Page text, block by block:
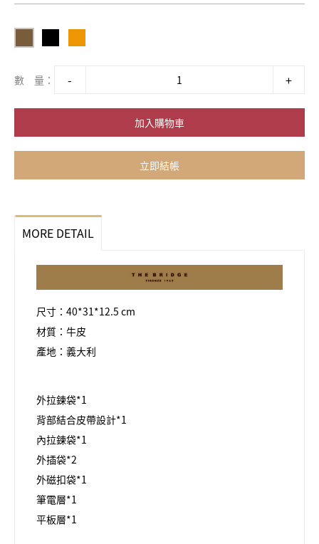
數 量：
加入購物車
立即結帳
MORE DETAIL
尺寸：40*31*12.5 cm
材質：牛皮
產地：義大利
外拉鍊袋*1
背部結合皮帶設計*1
內拉鍊袋*1
外插袋*2
外磁扣袋*1
筆電層*1
平板層*1